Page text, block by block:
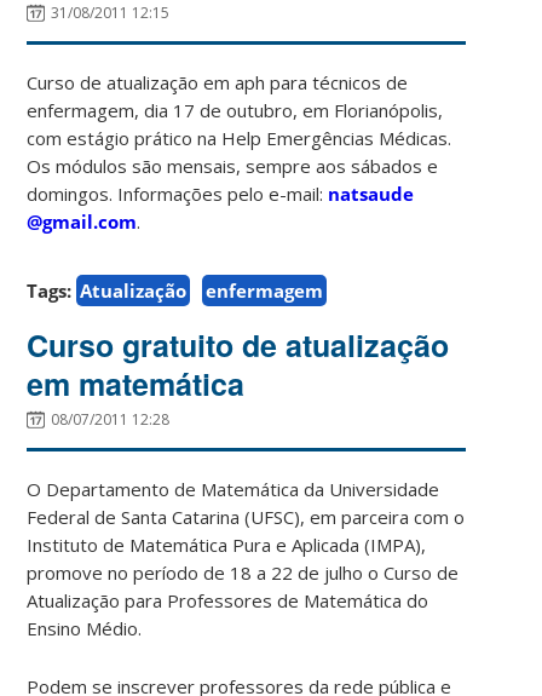
31/08/2011 12:15
Curso de atualização em aph para técnicos de
enfermagem, dia 17 de outubro, em Florianópolis,
com estágio prático na Help Emergências Médicas.
Os módulos são mensais, sempre aos sábados e
domingos. Informações pelo e-mail: natsaude
@gmail.com.
Tags: Atualização enfermagem
Curso gratuito de atualização
em matemática
08/07/2011 12:28
O Departamento de Matemática da Universidade
Federal de Santa Catarina (UFSC), em parceira com o
Instituto de Matemática Pura e Aplicada (IMPA),
promove no período de 18 a 22 de julho o Curso de
Atualização para Professores de Matemática do
Ensino Médio.
Podem se inscrever professores da rede pública e